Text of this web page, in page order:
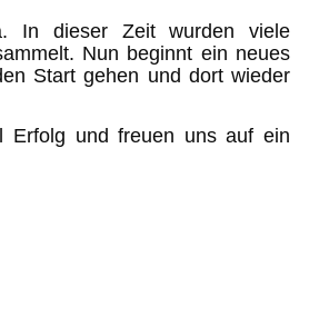
In dieser Zeit wurden viele
Nun beginnt ein neues
Start gehen und dort wieder
Erfolg und freuen uns auf ein